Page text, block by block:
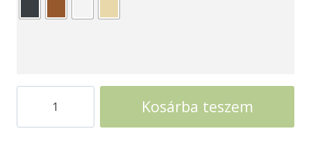
4méretben
Kosárba teszem